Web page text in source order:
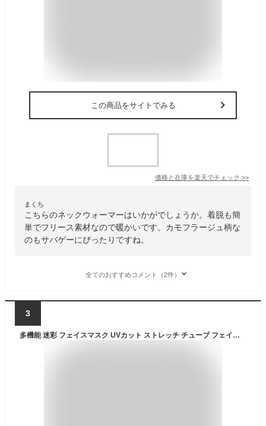
この商品をサイトでみる
価格と在庫を楽天でチェック >>
まくち
こちらのネックウォーマーはいかがでしょうか。着脱も簡
単でフリース素材なので暖かいです。カモフラージュ柄な
のもサバゲーにぴったりですね。
全てのおすすめコメント（2件）
3
多機能 迷彩 フェイスマスク UVカット ストレッチ チューブ フェイスガード ネックウォーマー 防寒 防風 埃よけ 日よけ フェイスマスク ターバン ニット 帽子 フェイス ヘッド ウェア 速乾 薄手 伸縮素材 AHT-PL-CAMO (BLACK)